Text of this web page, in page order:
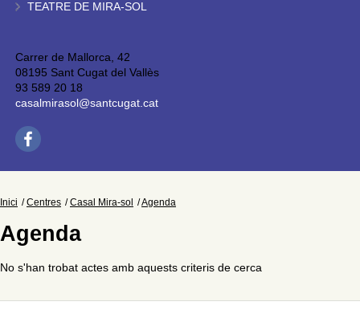
TEATRE DE MIRA-SOL
Carrer de Mallorca, 42
08195 Sant Cugat del Vallès
93 589 20 18
casalmirasol@santcugat.cat
Inici Centres Casal Mira-sol Agenda
Agenda
No s'han trobat actes amb aquests criteris de cerca